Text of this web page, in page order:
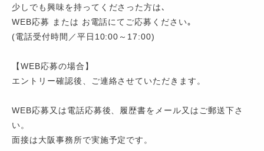
少しでも興味を持ってくださった方は､
WEB応募 または お電話にてご応募ください｡
(電話受付時間／平日10:00～17:00)
【WEB応募の場合】
エントリー確認後、ご連絡させていただきます。
WEB応募又は電話応募後、履歴書をメール又はご郵送下さ
い。
面接は大阪事務所で実施予定です。